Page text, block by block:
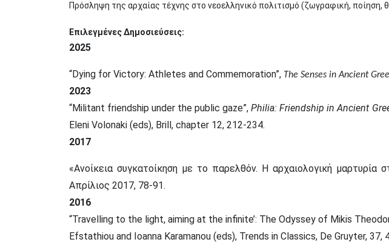
Πρόσληψη της αρχαίας τέχνης στο νεοελληνικό πολιτισμό (ζωγραφική, ποίηση,
Επιλεγμένες Δημοσιεύσεις:
2025
“Dying for Victory: Athletes and Commemoration”, The Senses in Ancient
2023
“Militant friendship under the public gaze”,Philia: Friendship in Ancient
Eleni Volonaki (eds), Brill, chapter 12, 212-234.
2017
«Ανοίκεια συγκατοίκηση με το παρελθόν. Η αρχαιολογική μαρτυρία
Απρίλιος 2017, 78-91.
2016
“Travelling to the light, aiming at the infinite’: The Odyssey of Mikis
Efstathiou and Ioanna Karamanou (eds), Trends in Classics, De Gruyter, 37,